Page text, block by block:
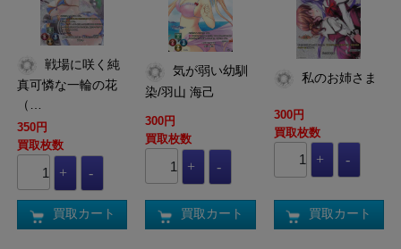
真可憐な一輪の花
（…
350円
買取枚数
買取カート
気が弱い幼馴
染/羽山 海己
300円
買取枚数
買取カート
私のお姉さま
300円
買取枚数
買取カート